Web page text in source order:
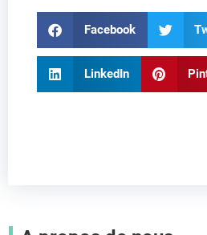
Facebook
LinkedIn